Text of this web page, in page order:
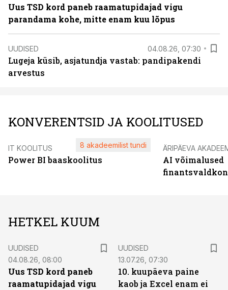
Uus TSD kord paneb raamatupidajad vigu
parandama kohe, mitte enam kuu lõpus
UUDISED 04.08.26, 07:30
Lugeja küsib, asjatundja vastab: pandipakendi
arvestus
KONVERENTSID JA KOOLITUSED
IT KOOLITUS
Power BI baaskoolitus
8 akadeemilist tundi ÄRIPÄEVA
AI võimalused
HETKEL KUUM
UUDISED
04.08.26, 08:00
Uus TSD kord paneb
raamatupidajad vigu
UUDISED
13.07.26, 07:30
10. kuupäeva paine
kaob ja Excel enam ei